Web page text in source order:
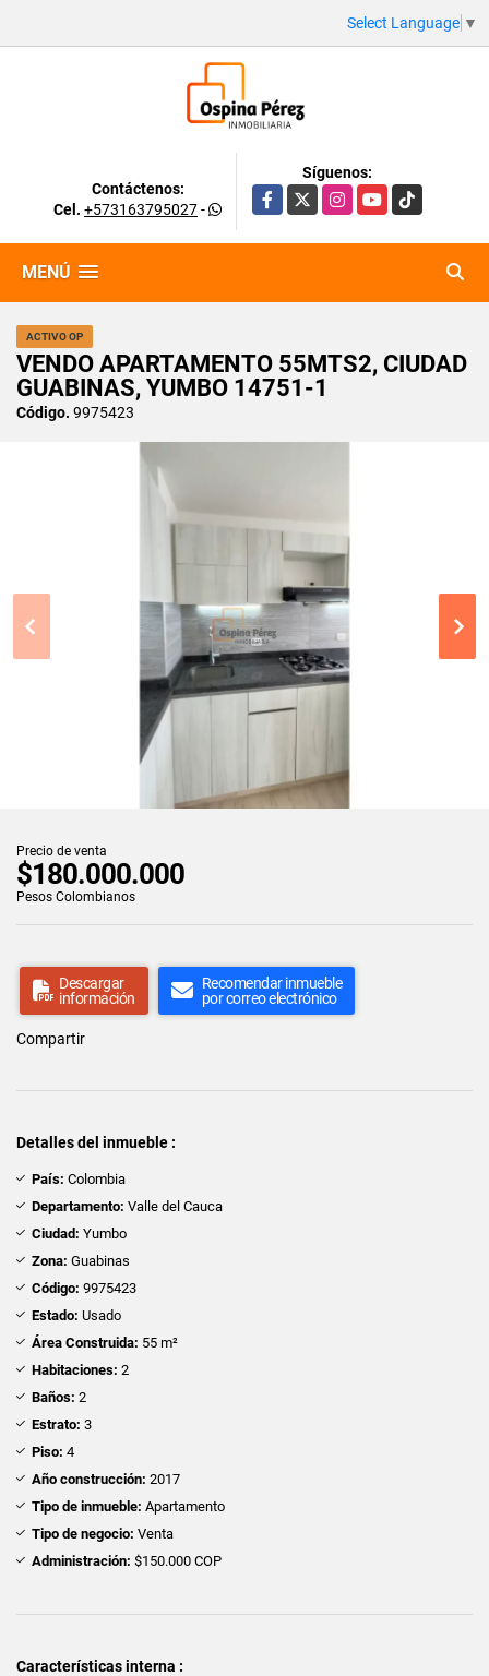
Select Language ▼
Contáctenos:
Cel. +573163795027-
Síguenos:
Facebook
X InstagramYouTubeTikTok
MENÚ
ACTIVO OP
VENDO APARTAMENTO 55MTS2, CIUDAD
GUABINAS, YUMBO 14751-1
Código. 9975423
Precio de venta
$180.000.000
Pesos Colombianos
Descargar
información
Recomendar inmueble
por correo electrónico
Compartir
Detalles del inmueble :
País: Colombia
Departamento: Valle del Cauca
Ciudad: Yumbo
Zona: Guabinas
Código: 9975423
Estado: Usado
Área Construida: 55 m²
Habitaciones: 2
Baños: 2
Estrato: 3
Piso: 4
Año construcción: 2017
Tipo de inmueble: Apartamento
Tipo de negocio: Venta
Administración: $150.000 COP
Características interna :